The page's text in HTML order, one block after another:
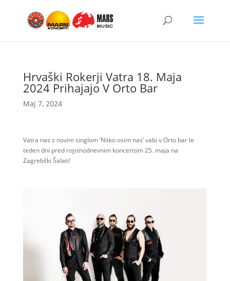
Hrvaški Rokerji Vatra 18. Maja
2024 Prihajajo V Orto Bar
Maj 7, 2024
Vatra nas z novim singlom ‘Nitko osim nas’ vabi v Orto bar le
teden dni pred rojstnodnevnim koncertom 25. maja na
Zagrebški Šalati!